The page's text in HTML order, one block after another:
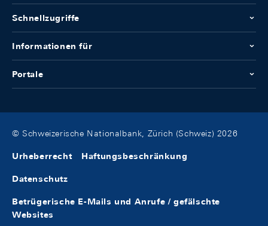
Schnellzugriffe
Informationen für
Portale
© Schweizerische Nationalbank, Zürich (Schweiz) 2026
Urheberrecht Haftungsbeschränkung
Datenschutz
Betrügerische E-Mails und Anrufe / gefälschte
Websites